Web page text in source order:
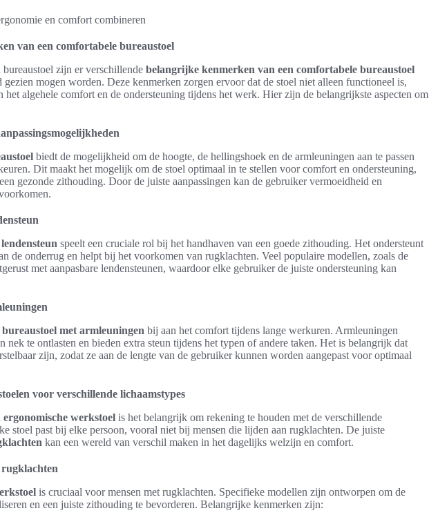
van een comfortabele bureaustoel
zijn er verschillende belangrijke kenmerken van een comfortabele bureaustoel
mogen worden. Deze kenmerken zorgen ervoor dat de stoel niet alleen functioneel is,
het algehele comfort en de ondersteuning tijdens het werk. Hier zijn de belangrijkste aspecten om
biedt de mogelijkheid om de hoogte, de hellingshoek en de armleuningen aan te passen
Dit maakt het mogelijk om de stoel optimaal in te stellen voor comfort en ondersteuning,
gezonde zithouding. Door de juiste aanpassingen kan de gebruiker vermoeidheid en
speelt een cruciale rol bij het handhaven van een goede zithouding. Het ondersteunt
de onderrug en helpt bij het voorkomen van rugklachten. Veel populaire modellen, zoals de
met aanpasbare lendensteunen, waardoor elke gebruiker de juiste ondersteuning kan
bureaustoel met armleuningen bij aan het comfort tijdens lange werkuren. Armleuningen
nek te ontlasten en bieden extra steun tijdens het typen of andere taken. Het is belangrijk dat
zijn, zodat ze aan de lengte van de gebruiker kunnen worden aangepast voor optimaal
voor verschillende lichaamstypes
ergonomische werkstoel is het belangrijk om rekening te houden met de verschillende
stoel past bij elke persoon, vooral niet bij mensen die lijden aan rugklachten. De juiste
kan een wereld van verschil maken in het dagelijks welzijn en comfort.
is cruciaal voor mensen met rugklachten. Specifieke modellen zijn ontworpen om de
en een juiste zithouding te bevorderen. Belangrijke kenmerken zijn: